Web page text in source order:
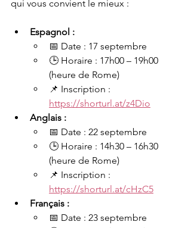
qui vous convient le mieux :
Espagnol :
📅 Date : 17 septembre
🕒 Horaire : 17h00 – 19h00
(heure de Rome)
📌 Inscription :
https://shorturl.at/z4Dio
Anglais :
📅 Date : 22 septembre
🕒 Horaire : 14h30 – 16h30
(heure de Rome)
📌 Inscription :
https://shorturl.at/cHzC5
Français :
📅 Date : 23 septembre